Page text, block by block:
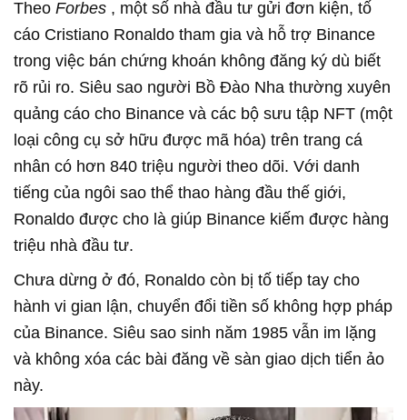
Theo Forbes , một số nhà đầu tư gửi đơn kiện, tố
cáo Cristiano Ronaldo tham gia và hỗ trợ Binance
trong việc bán chứng khoán không đăng ký dù biết
rõ rủi ro. Siêu sao người Bồ Đào Nha thường xuyên
quảng cáo cho Binance và các bộ sưu tập NFT (một
loại công cụ sở hữu được mã hóa) trên trang cá
nhân có hơn 840 triệu người theo dõi. Với danh
tiếng của ngôi sao thể thao hàng đầu thế giới,
Ronaldo được cho là giúp Binance kiếm được hàng
triệu nhà đầu tư.
Chưa dừng ở đó, Ronaldo còn bị tố tiếp tay cho
hành vi gian lận, chuyển đổi tiền số không hợp pháp
của Binance. Siêu sao sinh năm 1985 vẫn im lặng
và không xóa các bài đăng về sàn giao dịch tiển ảo
này.